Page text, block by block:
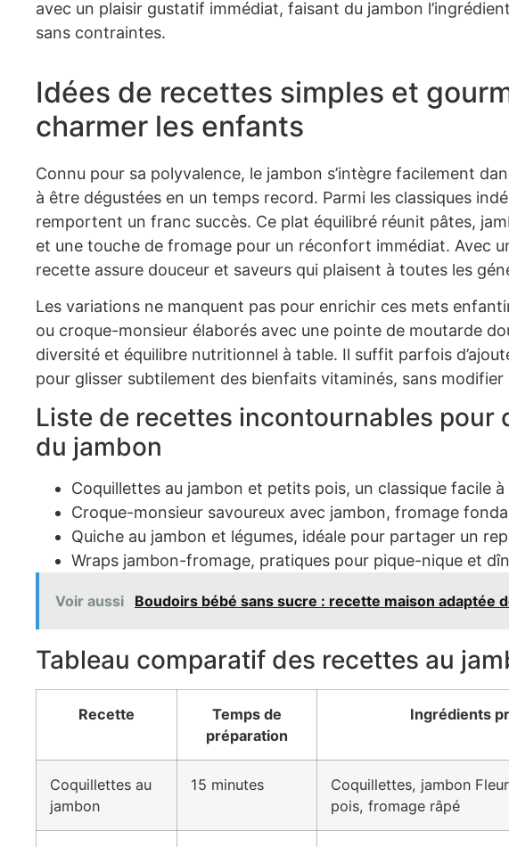
avec un plaisir gustatif immédiat, faisant du jambon
sans contraintes.
Idées de recettes simples et
charmer les enfants
Connu pour sa polyvalence, le jambon s’intègre facilement
à être dégustées en un temps record. Parmi les classiques
remportent un franc succès. Ce plat équilibré réunit pâtes,
et une touche de fromage pour un réconfort immédiat. Avec
recette assure douceur et saveurs qui plaisent à toutes les
Les variations ne manquent pas pour enrichir ces mets
ou croque-monsieur élaborés avec une pointe de moutarde
diversité et équilibre nutritionnel à table. Il suffit parfois
pour glisser subtilement des bienfaits vitaminés, sans
Liste de recettes incontournables pour
du jambon
Coquillettes au jambon et petits pois, un classique facile
Croque-monsieur savoureux avec jambon, fromage
Quiche au jambon et légumes, idéale pour partager un
Wraps jambon-fromage, pratiques pour pique-nique et
Voir aussi Boudoirs bébé sans sucre : recette maison adaptée
Tableau comparatif des recettes au
Recette
Temps de
préparation
Ingrédients
Coquillettes au
jambon
15 minutes
Coquillettes, jambon
pois, fromage râpé